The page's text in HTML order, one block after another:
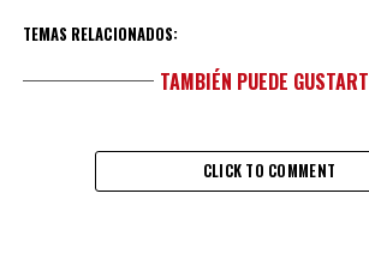
TEMAS RELACIONADOS:
TAMBIÉN PUEDE
CLICK TO COMMENT